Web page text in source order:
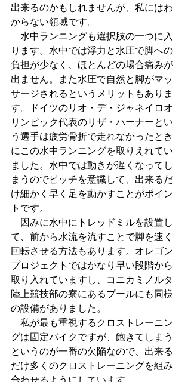
出来るのかもしれませんが、私にはわ
からない領域です。
水中ランニングも選択肢の一つに入
ります。水中では浮力と水圧で脚への
負担が少なく、ほとんどの場合痛みが
出ません。また水圧で自然と脚がマッ
サージされるというメリットもありま
す。ドイツのリオ・デ・ジャネイロオ
リンピック代表のリザ・ハーナーとい
う選手は疲労骨折で走れなかったとき
にこの水中ランニングを取りえれてい
ました。水中では動きが遅くなってし
まうのでピッチを意識して、出来るだ
け細かく早く足を動かすことがポイン
トです。
因みに水中にトレッドミルを設置し
て、前から水流を流すことで脚を速く
回転させる方法もあります。オレゴン
プロジェクトではかなり早い段階から
取り入れていますし、コニカミノルタ
陸上競技部の寮にあるプールにも同様
の設備がありました。
私が最も重視するクロストレーニン
グは固定バイクですが、飽きてしまう
というのが一番の欠陥なので、出来る
だけ多くのクロストレーニングを組み